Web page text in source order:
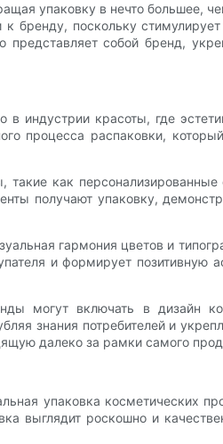
упаковку в нечто большее,
бренду, поскольку
собой бренд,
индустрии красоты, где
процесса распаковки,
как
получают упаковку,
гармония цветов и
и формирует позитивную
могут включать в дизайн
знания потребителей и
далеко за рамки самого
упаковка косметических
выглядит роскошно и